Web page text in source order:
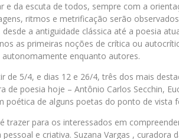
e da escuta de todos, sempre com a
ritmos e metrificação serão
a antiguidade clássica até a poesia
as primeiras noções de crítica ou
autonomamente enquanto autores.
de 5/4, e dias 12 e 26/4, três dos mais
de poesia hoje – Antônio Carlos Secchin,
poética de alguns poetas do ponto de vista
trazer para os interessados em
e criativa. Suzana Vargas ,